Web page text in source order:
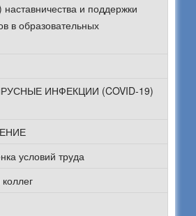
и поддержки
в образовательных
ИНФЕКЦИИ (COVID-19)
условий труда